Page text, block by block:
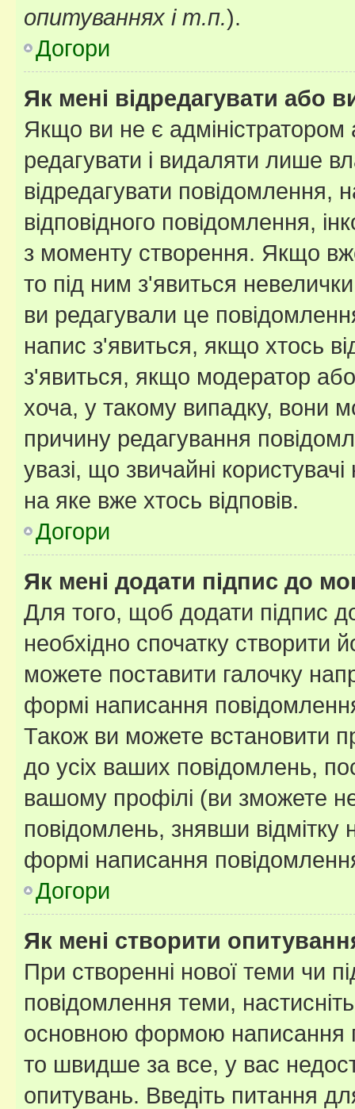
опитуваннях і т.п.).
Догори
Як мені відредагувати або
Якщо ви не є
редагувати і видаляти лише
відредагувати повідомлення,
відповідного повідомлення,
з моменту створення. Якщо
то під ним з'явиться
ви редагували це
напис з'явиться, якщо хтось
з'явиться, якщо модератор
хоча, у такому випадку, вони
причину редагування
увазі, що звичайні
на яке вже хтось відповів.
Догори
Як мені додати підпис до
Для того, щоб додати підпис
необхідно спочатку створити
можете поставити галочку
формі написання
Також ви можете встановити
до усіх ваших повідомлень,
вашому профілі (ви зможете
повідомлень, знявши відмітку
формі написання
Догори
Як мені створити
При створенні нової теми чи
повідомлення теми,
основною формою написання
то швидше за все, у вас
опитувань. Введіть питання